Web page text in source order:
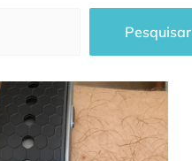
Pesquisar